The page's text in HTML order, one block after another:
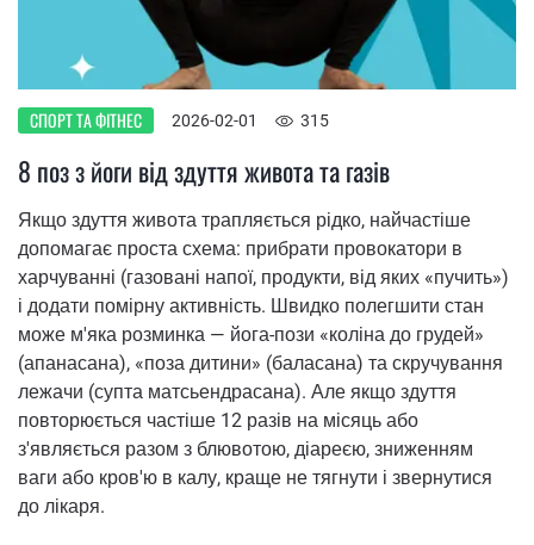
СПОРТ ТА ФІТНЕС 2026-02-01 315
8 поз з йоги від здуття живота та газів
Якщо здуття живота трапляється рідко, найчастіше
допомагає проста схема: прибрати провокатори в
харчуванні (газовані напої, продукти, від яких «пучить»)
і додати помірну активність. Швидко полегшити стан
може м'яка розминка — йога-пози «коліна до грудей»
(апанасана), «поза дитини» (баласана) та скручування
лежачи (супта матсьендрасана). Але якщо здуття
повторюється частіше 12 разів на місяць або
з'являється разом з блювотою, діареєю, зниженням
ваги або кров'ю в калу, краще не тягнути і звернутися
до лікаря.